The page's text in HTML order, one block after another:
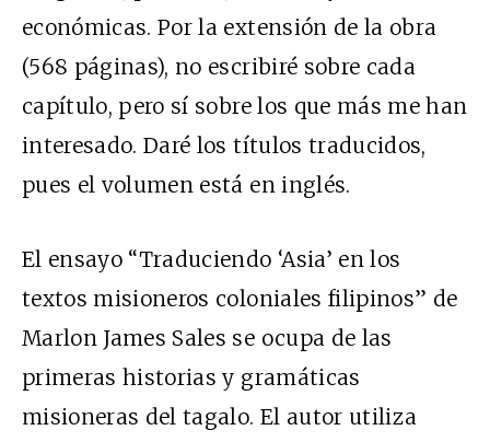
económicas. Por la extensión de la obra
(568 páginas), no escribiré sobre cada
capítulo, pero sí sobre los que más me han
interesado. Daré los títulos traducidos,
pues el volumen está en inglés.
El ensayo “Traduciendo ‘Asia’ en los
textos misioneros coloniales filipinos” de
Marlon James Sales se ocupa de las
primeras historias y gramáticas
misioneras del tagalo. El autor utiliza